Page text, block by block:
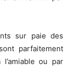
sur paie des
parfaitement
ou par